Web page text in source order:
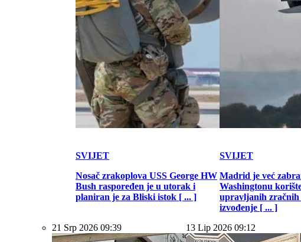
SVIJET
Nosač zrakoplova USS George HW
Bush raspoređen je u utorak i
planiran je za Bliski istok [ ... ]
SVIJET
Madrid je već
Washingtonu
upravljanih zračnih
izvođenje [ ... ]
21 Srp 2026 09:39
13 Lip 2026 09:12